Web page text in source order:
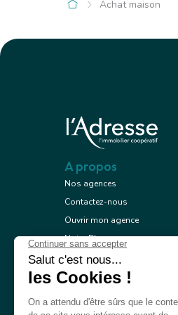
24 pièces
674.00 m²
Voir le bien
Achat maison
A propos
Nos agences
Contactez-nous
Ouvrir mon agence
Notre Blog
Mentions légales
Conception